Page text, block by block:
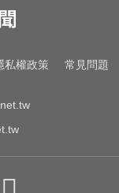
敗
私權政策 常見問題